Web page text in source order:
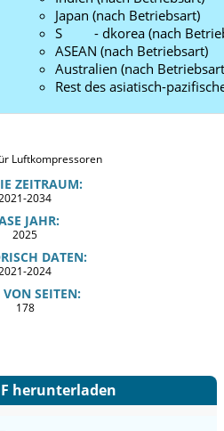
Japan (nach Betriebsart)
S - dkorea (nach
ASEAN (nach Betriebsart)
Australien (nach
Rest des asiatisch-
ZEITRAUM:
2034
JAHR:
2025
DATEN:
2024
SEITEN:
178
herunterladen